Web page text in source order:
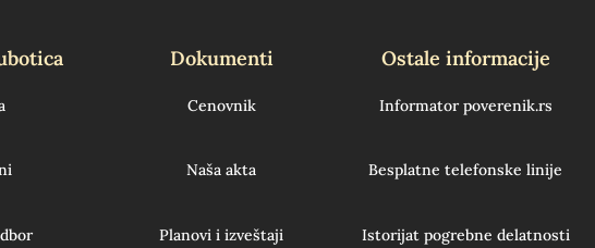
Dokumenti
Cenovnik
Naša akta
Planovi i izveštaji
Ostale informacije
Informator poverenik.rs
Besplatne telefonske linije
Istorijat pogrebne delatnosti